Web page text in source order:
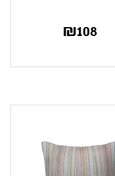
₪108